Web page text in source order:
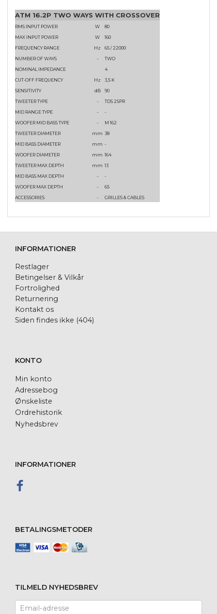
ATM 16.2P TWO WAYS WITH CROSSOVER
RMS INPUT POWER W
80
MAX INPUT POWER
W
160
FREQUENCY RANGE
Hz
65 / 22000
NUMBER OF WAYS
-
TWO
NOMINAL IMPEDANCE
4
CUT-OFF FREQUENCY
Hz
3,5 K
SENSITIVITY
dB
90
TWEETER TYPE
-
TDS 25PR
MID RANGE TYPE
-
-
WOOFER MID BASS TYPE
-
M 162
TWEETER DIAMETER
mm 38
MID BASS DIAMETER
mm -
WOOFER DIAMETER
mm 164
TWEETER MAX DEPTH
mm 13
MID BASS MAX DEPTH
-
-
WOOFER MAX DEPTH
-
65
ACCESSORIES
- GRILLES & CABLES
INFORMATIONER
Restlager
Betingelser & Vilkår
Fortrolighed
Returnering
Kontakt os
Siden findes ikke (404)
KONTO
Min konto
Adressebog
Ønskeliste
Ordrehistorik
Nyhedsbrev
INFORMATIONER
BETALINGSMETODER
TILMELD NYHEDSBREV
Email-